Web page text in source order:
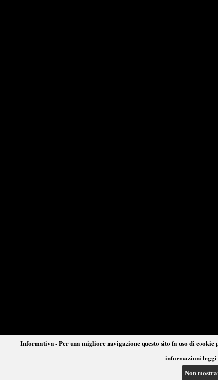
Informativa - Per una migliore navigazione questo sito fa uso di
informazioni leggi
Non